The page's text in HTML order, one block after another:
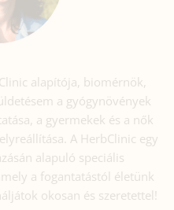
alapítója, biomérnök,
a gyógynövények
a gyermekek és a nők
A HerbClinic egy
alapuló speciális
a fogantatástól életünk
okosan és szeretettel!